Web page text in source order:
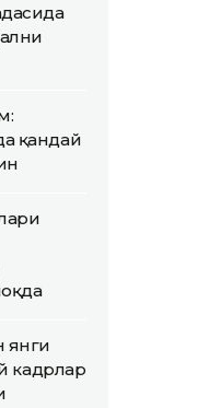
қандай
янги
кадрлар